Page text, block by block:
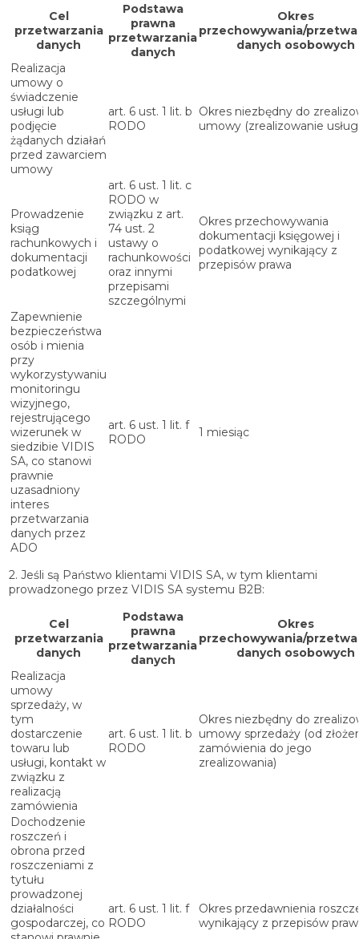
Cel
przetwarzania
danych
Podstawa
prawna
przetwarzania
danych
Okres
przechowywania/
danych osobowych
Realizacja
umowy o
świadczenie
usługi lub
podjęcie
żądanych działań
przed zawarciem
umowy
art. 6 ust. 1 lit. b
RODO
Okres niezbędny do
umowy (zrealizowanie
Prowadzenie
ksiąg
rachunkowych i
dokumentacji
podatkowej
art. 6 ust. 1 lit. c
RODO w
związku z art.
74 ust. 2
ustawy o
rachunkowości
oraz innymi
przepisami
szczególnymi
Okres przechowywania
dokumentacji księgowej i
podatkowej wynikający z
przepisów prawa
Zapewnienie
bezpieczeństwa
osób i mienia
przy
wykorzystywaniu
monitoringu
wizyjnego,
rejestrującego
wizerunek w
siedzibie VIDIS
SA, co stanowi
prawnie
uzasadniony
interes
przetwarzania
danych przez
ADO
art. 6 ust. 1 lit. f
RODO
1 miesiąc
2. Jeśli są Państwo klientami VIDIS SA, w tym klientami
prowadzonego przez VIDIS SA systemu B2B:
Cel
przetwarzania
danych
Podstawa
prawna
przetwarzania
danych
Okres
przechowywania/
danych osobowych
Realizacja
umowy
sprzedaży, w
tym
dostarczenie
towaru lub
usługi, kontakt w
związku z
realizacją
zamówienia
art. 6 ust. 1 lit. b
RODO
Okres niezbędny do
umowy sprzedaży (od
zamówienia do jego
zrealizowania)
Dochodzenie
roszczeń i
obrona przed
roszczeniami z
tytułu
prowadzonej
działalności
gospodarczej, co
art. 6 ust. 1 lit. f
RODO
Okres przedawnienia
wynikający z przepisów